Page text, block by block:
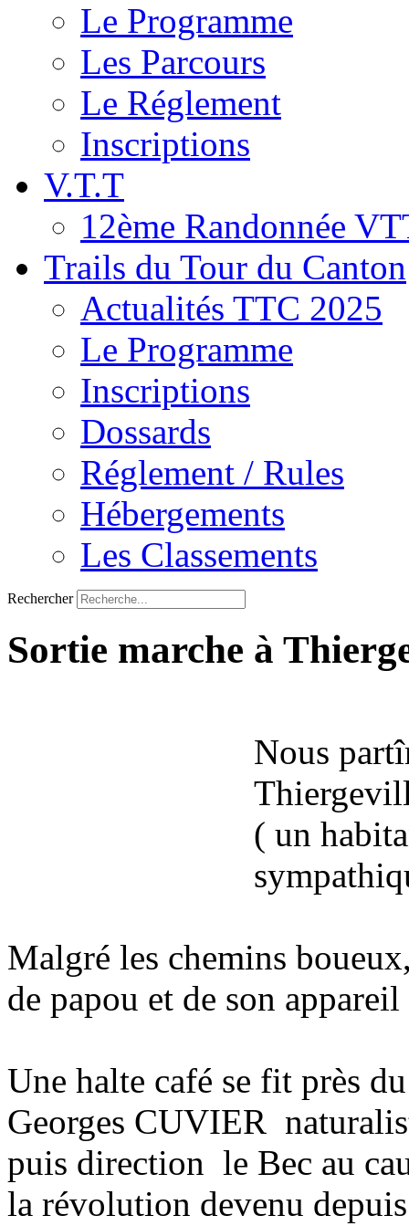
Le Programme
Les Parcours
Le Réglement
Inscriptions
V.T.T
12ème Randonnée
Trails du Tour du Canton
Actualités TTC 2025
Le Programme
Inscriptions
Dossards
Réglement / Rules
Hébergements
Les Classements
Rechercher
Sortie marche à
Nous
( un
Malgré les chemins
de papou et de son
Une halte café se fit près
Georges CUVIER
puis direction le Bec au
la révolution devenu